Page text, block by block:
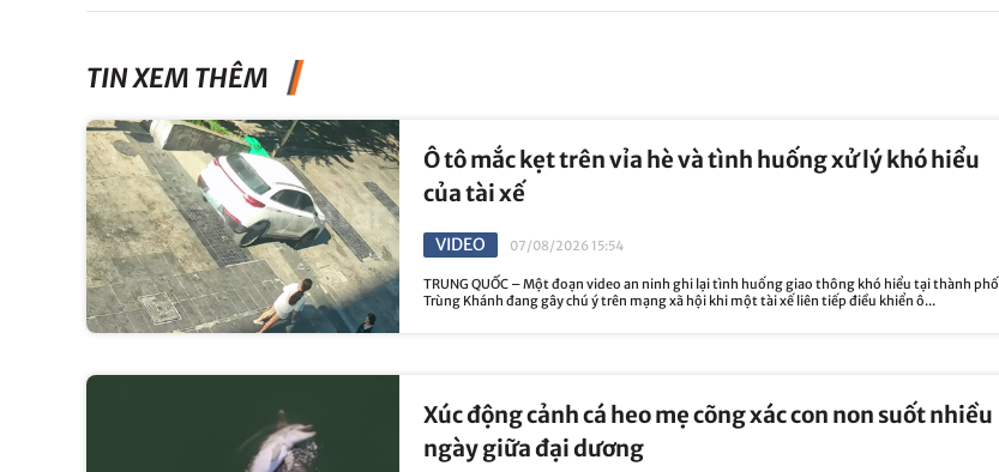
TIN XEM THÊM
Ô tô mắc kẹt trên vỉa hè và tình huống xử lý khó hiểu
của tài xế
VIDEO 07/08/2026 15:54
TRUNG QUỐC – Một đoạn video an ninh ghi lại tình huống giao thông khó hiểu tại thành phố
Trùng Khánh đang gây chú ý trên mạng xã hội khi một tài xế liên tiếp điều khiển ô...
Xúc động cảnh cá heo mẹ cõng xác con non suốt nhiều
ngày giữa đại dương